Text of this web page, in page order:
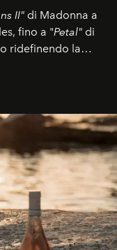
II" di Madonna a
fino a "Petal" di
ridefinendo la